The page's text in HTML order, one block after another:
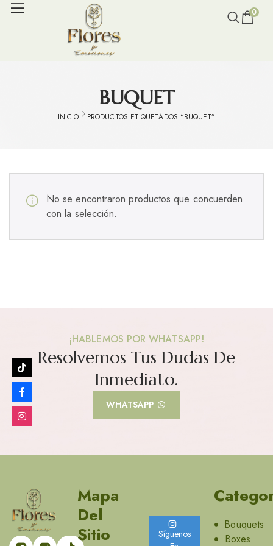
0
BUQUET
INICIO PRODUCTOS ETIQUETADOS “BUQUET”
No se encontraron productos que concuerden
con la selección.
¡HABLEMOS POR WHATSAPP!
Resolvemos Tus Dudas De
Inmediato.
WHATSAPP
Mapa
Del
Sitio
Síguenos
Bouquets
Boxes